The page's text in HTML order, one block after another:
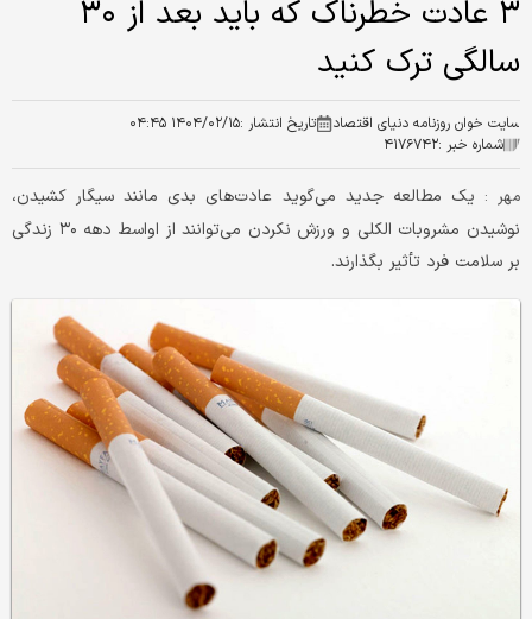
۳ عادت خطرناک که باید بعد از ۳۰
سالگی ترک کنید
سایت خوان روزنامه دنیای اقتصاد تاریخ انتشار :۱۴۰۴/۰۲/۱۵ ۰۴:۴۵
شماره خبر :۴۱۷۶۷۴۲
مهر : یک مطالعه جدید می‌گوید عادت‌های بدی مانند سیگار کشیدن،
نوشیدن مشروبات الکلی و ورزش نکردن می‌توانند از اواسط دهه ۳۰ زندگی
بر سلامت فرد تأثیر بگذارند.